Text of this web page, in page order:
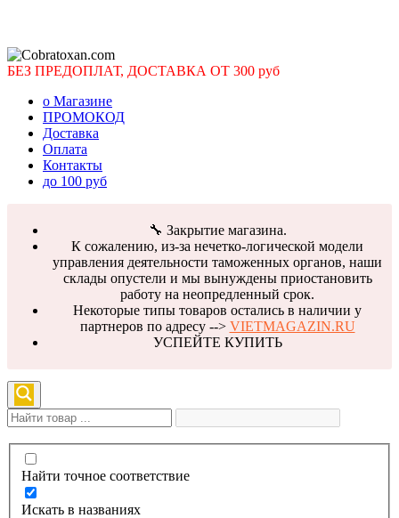
БЕЗ ПРЕДОПЛАТ, ДОСТАВКА ОТ 300 руб
о Магазине
ПРОМОКОД
Доставка
Оплата
Контакты
до 100 руб
🔧 Закрытие магазина.
К сожалению, из-за нечетко-логической модели
управления деятельности таможенных органов, наши
склады опустели и мы вынуждены приостановить
работу на неопредленный срок.
Некоторые типы товаров остались в наличии у
партнеров по адресу --> VIETMAGAZIN.RU
УСПЕЙТЕ КУПИТЬ
Найти точное соответствие
Искать в названиях